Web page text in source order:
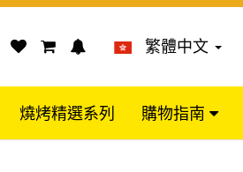
繁體中文
燒烤精選系列 購物指南